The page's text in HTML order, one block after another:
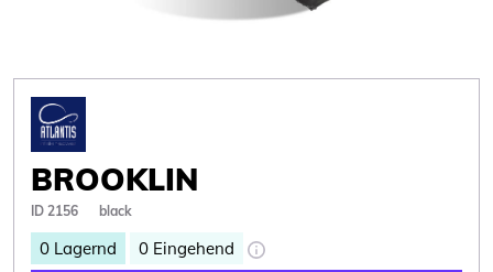
BROOKLIN
ID 2156 black
0 Lagernd 0 Eingehend